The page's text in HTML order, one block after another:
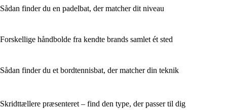
Sådan finder du en padelbat, der matcher dit niveau
Forskellige håndbolde fra kendte brands samlet ét sted
Sådan finder du et bordtennisbat, der matcher din teknik
Skridttællere præsenteret – find den type, der passer til dig